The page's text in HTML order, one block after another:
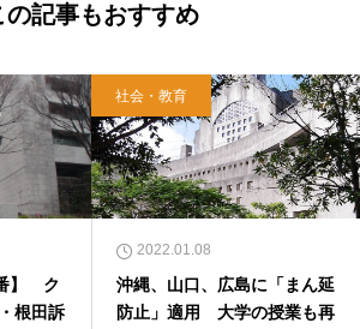
の記事もおすすめ
】 ク
根田訴
社会・教育
2022.01.08
沖縄、山口、広島に「まん延
防止」適用 大学の授業も再